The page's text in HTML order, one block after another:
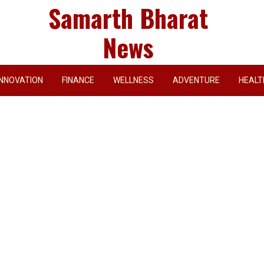
Samarth Bharat
News
INNOVATION FINANCE WELLNESS ADVENTURE